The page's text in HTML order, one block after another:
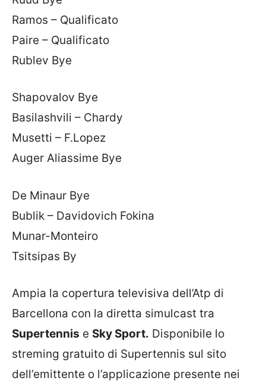
Ramos – Qualificato
Paire – Qualificato
Rublev Bye
Shapovalov Bye
Basilashvili – Chardy
Musetti – F.Lopez
Auger Aliassime Bye
De Minaur Bye
Bublik – Davidovich Fokina
Munar-Monteiro
Tsitsipas By
Ampia la copertura televisiva dell’Atp di
Barcellona con la diretta simulcast tra
Supertennis e Sky Sport. Disponibile lo
streming gratuito di Supertennis sul sito
dell’emittente o l’applicazione presente nei